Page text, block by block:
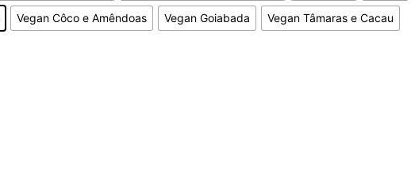
Vegan Côco e Amêndoas Vegan Goiabada Vegan Tâmaras e Cacau